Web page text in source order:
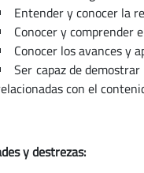
Entender y conocer la
Conocer y comprender
Conocer los avances y
Ser capaz de
con el
y destrezas: